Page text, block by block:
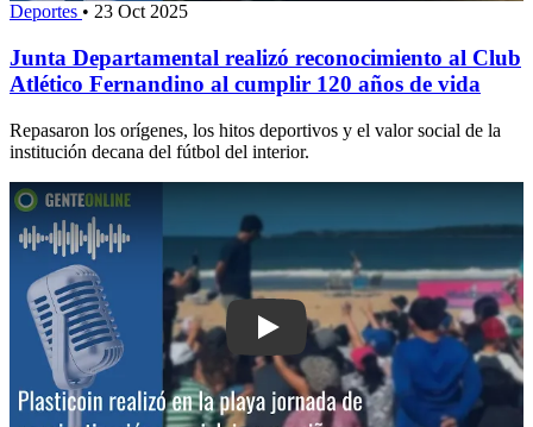
Deportes • 23 Oct 2025
Junta Departamental realizó reconocimiento al Club
Atlético Fernandino al cumplir 120 años de vida
Repasaron los orígenes, los hitos deportivos y el valor social de la
institución decana del fútbol del interior.
Play: Plasticoin realizó en la playa